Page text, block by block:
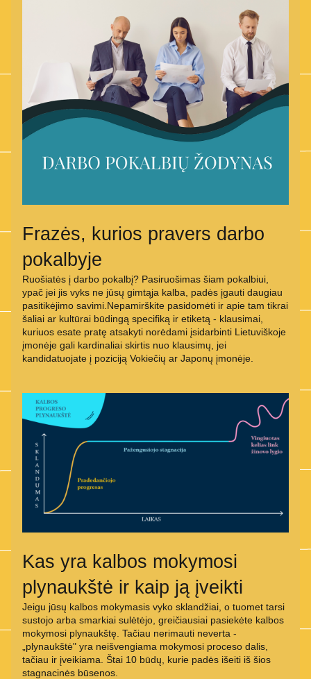
Frazės, kurios pravers darbo
pokalbyje
Ruošiatės į darbo pokalbį? Pasiruošimas šiam pokalbiui,
ypač jei jis vyks ne jūsų gimtąja kalba, padės įgauti daugiau
pasitikėjimo savimi.Nepamirškite pasidomėti ir apie tam tikrai
šaliai ar kultūrai būdingą specifiką ir etiketą - klausimai,
kuriuos esate pratę atsakyti norėdami įsidarbinti Lietuviškoje
įmonėje gali kardinaliai skirtis nuo klausimų, jei
kandidatuojate į poziciją Vokiečių ar Japonų įmonėje.
Kas yra kalbos mokymosi
plynaukštė ir kaip ją įveikti
Jeigu jūsų kalbos mokymasis vyko sklandžiai, o tuomet tarsi
sustojo arba smarkiai sulėtėjo, greičiausiai pasiekėte kalbos
mokymosi plynaukštę. Tačiau nerimauti neverta -
„plynaukštė" yra neišvengiama mokymosi proceso dalis,
tačiau ir įveikiama. Štai 10 būdų, kurie padės išeiti iš šios
stagnacinės būsenos.